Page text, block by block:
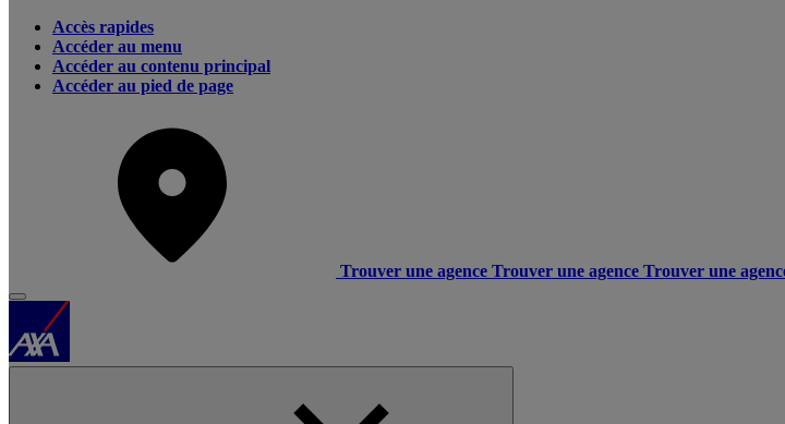
Accès rapides
Accéder au menu
Accéder au contenu principal
Accéder au pied de page
Trouver une agence Trouver une agence Trouver une